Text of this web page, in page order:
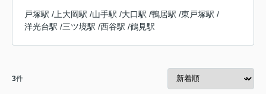
戸塚駅 / 上大岡駅 /山手駅 /大口駅 /鴨居駅 /東戸塚駅 /
洋光台駅 /三ツ境駅 /西谷駅 /鶴見駅
3件